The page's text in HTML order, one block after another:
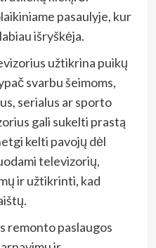
pasaulyje, kur
išryškėja.
užtikrina puikų
svarbu šeimoms,
serialus ar sporto
gali sukelti prastą
kelti pavojų dėl
televizorių,
ir užtikrinti, kad
remonto paslaugos